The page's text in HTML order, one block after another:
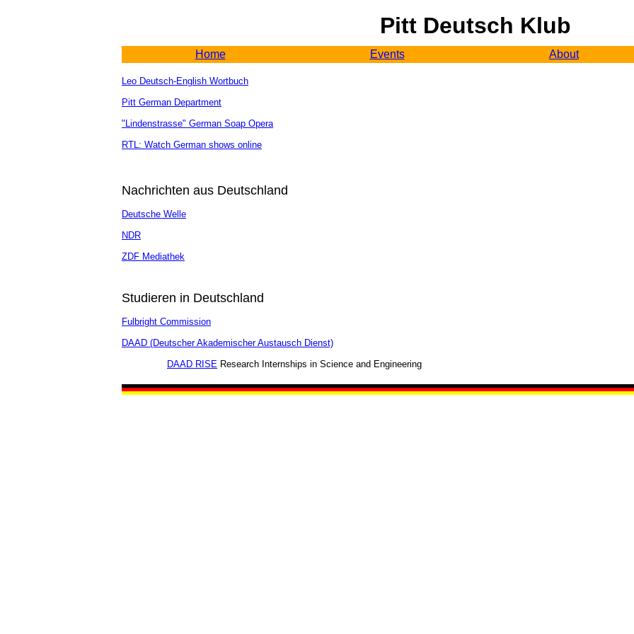
Pitt Deutsch Klub
Home Events About
Leo Deutsch-English Wortbuch
Pitt German Department
"Lindenstrasse" German Soap Opera
RTL: Watch German shows online
Nachrichten aus Deutschland
Deutsche Welle
NDR
ZDF Mediathek
Studieren in Deutschland
Fulbright Commission
DAAD (Deutscher Akademischer Austausch Dienst)
DAAD RISE Research Internships in Science and Engineering